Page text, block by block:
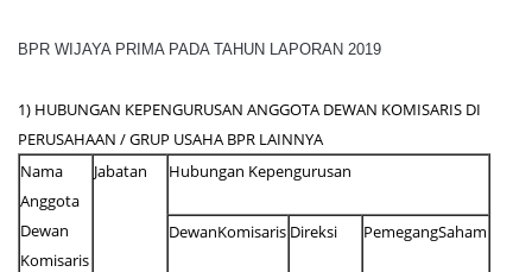
BPR WIJAYA PRIMA PADA TAHUN LAPORAN 2019
1) HUBUNGAN KEPENGURUSAN ANGGOTA DEWAN KOMISARIS DI
PERUSAHAAN / GRUP USAHA BPR LAINNYA
Nama
Anggota
Dewan
Komisaris
Jabatan Hubungan Kepengurusan
DewanKomisaris Direksi PemegangSaham